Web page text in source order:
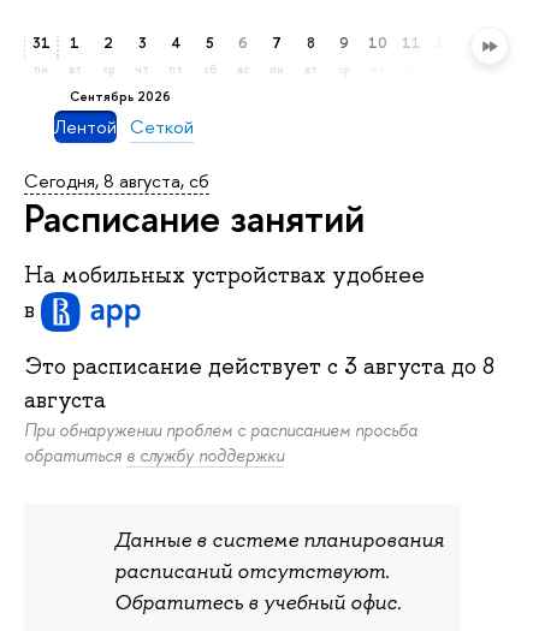
31
пн
сентябрь 2026
1
вт
2
ср
3
чт
4
пт
5
сб
6
вс
7
пн
8
вт
9 10 11 13
Лентой Сеткой
Сегодня, 8 августа, сб
Расписание занятий
На мобильных устройствах удобнее
в
Это расписание действует c 3 августа до 8
августа
При обнаружении проблем с расписанием просьба
обратиться в службу поддержки
Данные в системе планирования
расписаний отсутствуют.
Обратитесь в учебный офис.